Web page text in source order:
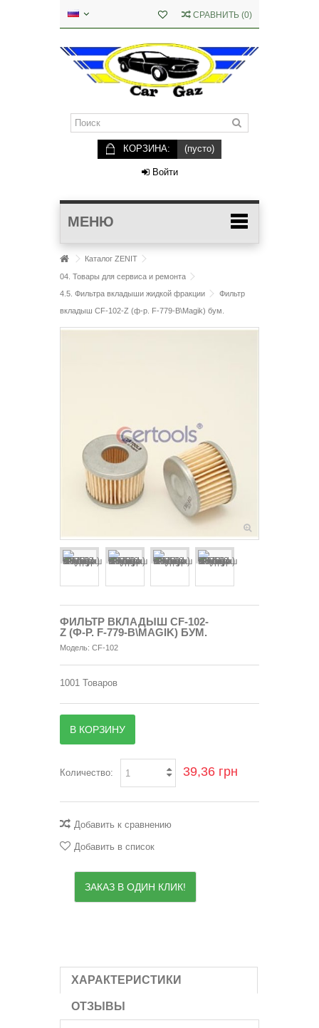
СРАВНИТЬ (0)
КОРЗИНА: (пусто)
Войти
МЕНЮ
Каталог ZENIT
04. Товары для сервиса и ремонта
4.5. Фильтра вкладыши жидкой фракции
Фильтр
вкладыш CF-102-Z (ф-р. F-779-B\Magik) бум.
ФИЛЬТР ВКЛАДЫШ CF-102-
Z (Ф-Р. F-779-B\MAGIK) БУМ.
Модель: CF-102
1001 Товаров
В КОРЗИНУ
Количество: 39,36 грн
Добавить к сравнению
Добавить в список
ЗАКАЗ В ОДИН КЛИК!
ХАРАКТЕРИСТИКИ
ОТЗЫВЫ